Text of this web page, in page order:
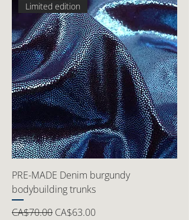
Limited edition
PRE-MADE Denim burgundy
bodybuilding trunks
通常価格
CA$70.00 セール価格
CA$63.00